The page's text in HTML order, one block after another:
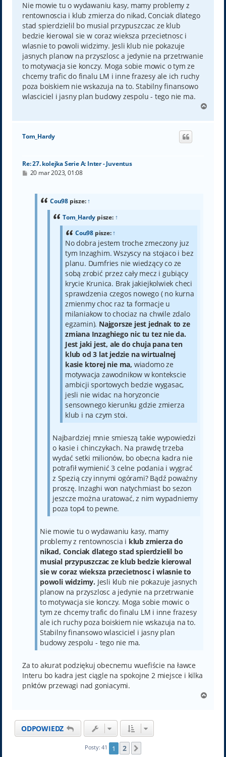
Nie mowie tu o wydawaniu kasy, mamy problemy z
rentownoscia i klub zmierza do nikad, Conciak dlatego
stad spierdzielil bo musial przypuszczac ze klub
bedzie kierowal sie w coraz wieksza przecietnosc i
wlasnie to powoli widzimy. Jesli klub nie pokazuje
jasnych planow na przyszlosc a jedynie na przetrwanie
to motywacja sie konczy. Moga sobie mowic o tym ze
chcemy trafic do finalu LM i inne frazesy ale ich ruchy
poza boiskiem nie wskazuja na to. Stabilny finansowo
wlasciciel i jasny plan budowy zespolu - tego nie ma.
g
Tom_Hardy
Re: 27. kolejka Serie A: Inter - Juventus
P20 mar 2023, 01:08
Cou98pisze:↑
Tom_Hardy pisze: ↑
Cou98pisze:↑
No dobra jestem troche zmeczony juz
tym Inzaghim. Wszyscy na stojaco i bez
planu. Dumfries nie wiedzący co ze
sobą zrobić przez cały mecz i gubiący
krycie Krunica. Brak jakiejkolwiek checi
sprawdzenia czegos nowego ( no kurna
zmienmy choc raz ta formacje u
milaniakow to chociaz na chwile zdalo
egzamin). Najgorsze jest jednak to ze
zmiana Inzaghiego nic tu tez nie da.
Jest jaki jest, ale do chuja pana ten
klub od 3 lat jedzie na wirtualnej
kasie ktorej nie ma, wiadomo ze
motywacja zawodnikow w kontekscie
ambicji sportowych bedzie wygasac,
jesli nie widac na horyzoncie
sensownego kierunku gdzie zmierza
klub i na czym stoi.
Najbardziej mnie smieszą takie wypowiedzi
o kasie i chinczykach. Na prawdę trzeba
wydać setki milionów, bo obecna kadra nie
potrafił wymienić 3 celne podania i wygrać
z Spezią czy innymi ogórami? Bądź poważny
proszę. Inzaghi won natychmiast bo sezon
jeszcze można uratować, z nim wypadniemy
poza top4 to pewne.
Nie mowie tu o wydawaniu kasy, mamy
problemy z rentownoscia i klub zmierza do
nikad, Conciak dlatego stad spierdzielil bo
musial przypuszczac ze klub bedzie kierowal
sie w coraz wieksza przecietnosc i wlasnie to
powoli widzimy. Jesli klub nie pokazuje jasnych
planow na przyszlosc a jedynie na przetrwanie
to motywacja sie konczy. Moga sobie mowic o
tym ze chcemy trafic do finalu LM i inne frazesy
ale ich ruchy poza boiskiem nie wskazuja na to.
Stabilny finansowo wlasciciel i jasny plan
budowy zespolu - tego nie ma.
Za to akurat podziękuj obecnemu wuefiście na ławce
Interu bo kadra jest ciągle na spokojne 2 miejsce i kilka
pnktów przewagi nad goniacymi.
ODPOWIEDZ
Posty: 41 1 2